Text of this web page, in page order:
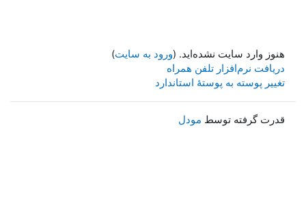
هنوز وارد سایت نشده‌اید. (ورود به سایت)
دریافت نرم‌افزار تلفن همراه
تغییر پوسته به پوستهٔ استاندارد
قدرت گرفته توسط مودل